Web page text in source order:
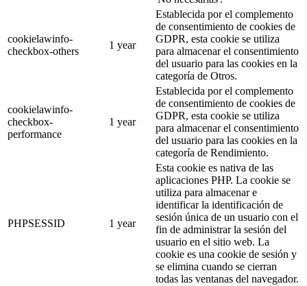
cookielawinfo-
checkbox-others
1 year
Establecida por el complemento
de consentimiento de cookies de
GDPR, esta cookie se utiliza
para almacenar el consentimiento
del usuario para las cookies en la
categoría de Otros.
cookielawinfo-
checkbox-
performance
1 year
Establecida por el complemento
de consentimiento de cookies de
GDPR, esta cookie se utiliza
para almacenar el consentimiento
del usuario para las cookies en la
categoría de Rendimiento.
PHPSESSID 1 year
Esta cookie es nativa de las
aplicaciones PHP. La cookie se
utiliza para almacenar e
identificar la identificación de
sesión única de un usuario con el
fin de administrar la sesión del
usuario en el sitio web. La
cookie es una cookie de sesión y
se elimina cuando se cierran
todas las ventanas del navegador.